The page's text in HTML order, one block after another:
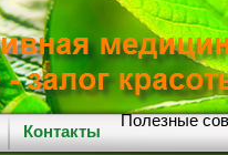
Контакты
Полезные